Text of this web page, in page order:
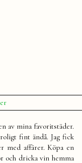
till
29h
Stockholm
av mina favoritstäder.
fint ändå. Jag fick
med affärer. Köpa en
och dricka vin hemma